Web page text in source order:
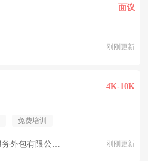
面议
刚刚更新
4K-10K
免费培训
银盛业（北京）金融服务外包有限公司新余渝水分公司 刚刚更新